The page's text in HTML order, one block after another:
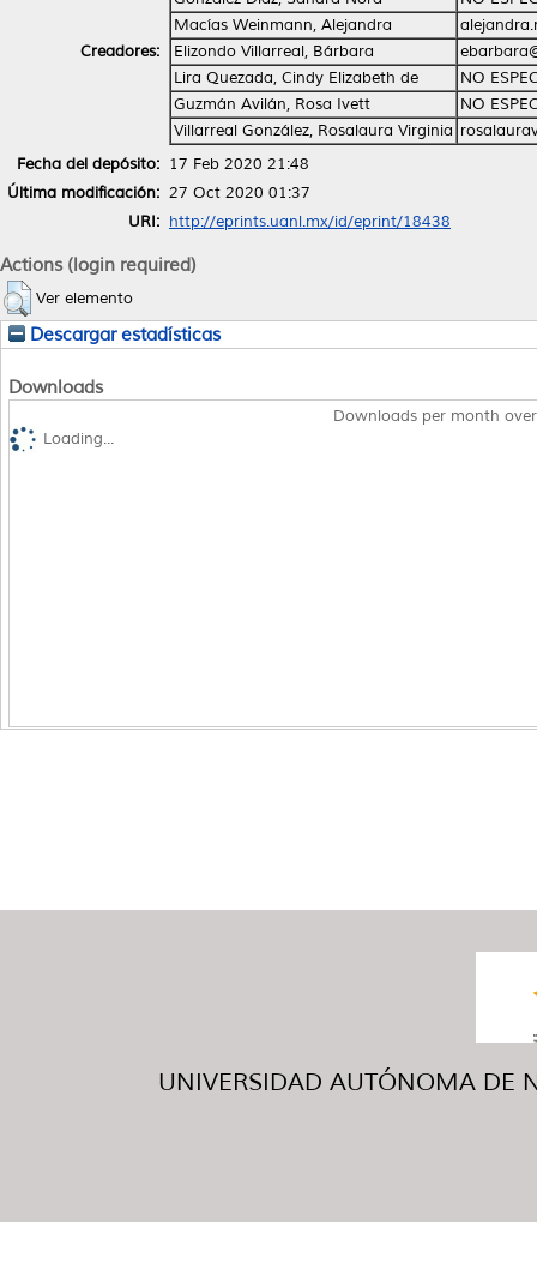
Creadores:
Macías Weinmann, Alejandra
Elizondo Villarreal, Bárbara
Lira Quezada, Cindy Elizabeth de
NO
Guzmán Avilán, Rosa Ivett
NO
Villarreal González, Rosalaura Virginia
Fecha del depósito: 17 Feb 2020 21:48
Última modificación: 27 Oct 2020 01:37
URI: http://eprints.uanl.mx/id/eprint/18438
Actions (login required)
Ver elemento
Descargar estadísticas
Downloads
Downloads per month
Loading...
UNIVERSIDAD AUTÓNOMA DE